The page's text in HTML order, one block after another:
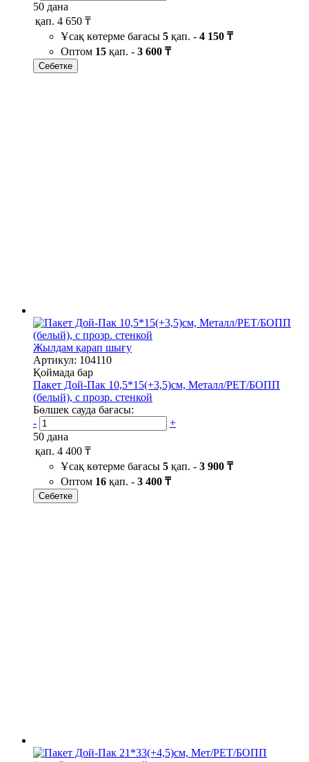
50 дана
қап. 4 650 ₸
Ұсақ көтерме бағасы 5 қап. - 4 150 ₸
Оптом 15 қап. - 3 600 ₸
Себетке
Жылдам қарап шығу
Артикул: 104110
Қоймада бар
Пакет Дой-Пак 10,5*15(+3,5)см, Металл/PET/БОПП
(белый), с прозр. стенкой
Бөлшек сауда бағасы:
-
+
50 дана
қап. 4 400 ₸
Ұсақ көтерме бағасы 5 қап. - 3 900 ₸
Оптом 16 қап. - 3 400 ₸
Себетке